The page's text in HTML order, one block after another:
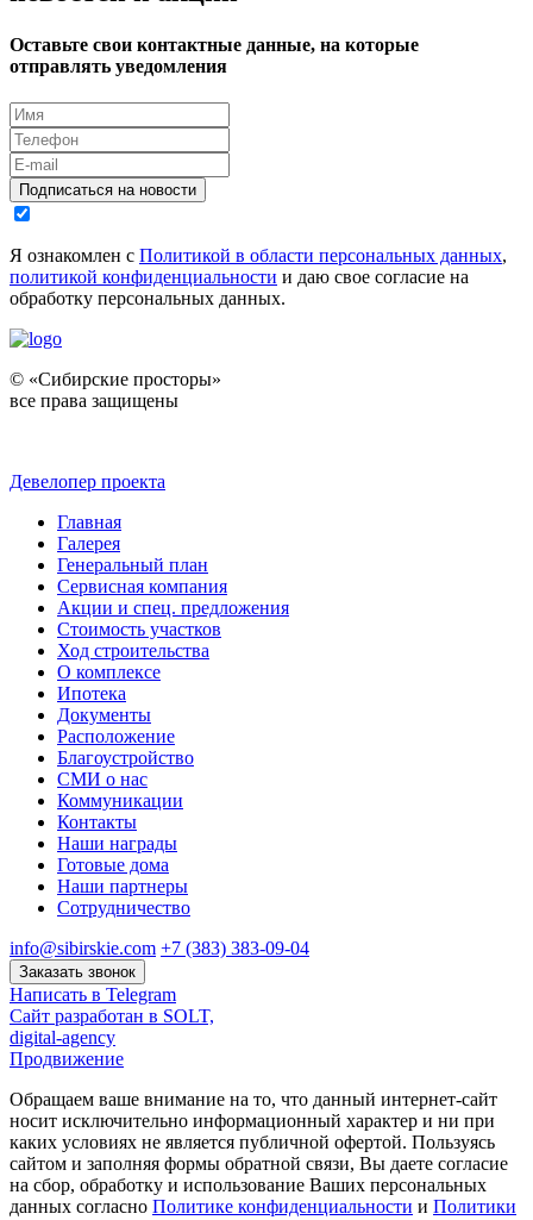
Оставьте свои контактные данные, на которые
отправлять уведомления
Подписаться на новости
Я ознакомлен с Политикой в области персональных данных,
политикой конфиденциальности и даю свое согласие на
обработку персональных данных.
© «Сибирские просторы»
все права защищены
Девелопер проекта
Главная
Галерея
Генеральный план
Сервисная компания
Акции и спец. предложения
Стоимость участков
Ход строительства
О комплексе
Ипотека
Документы
Расположение
Благоустройство
СМИ о нас
Коммуникации
Контакты
Наши награды
Готовые дома
Наши партнеры
Сотрудничество
info@sibirskie.com +7 (383) 383-09-04
Заказать звонок
Написать в Telegram
Сайт разработан в SOLT,
digital-agency
Продвижение
Обращаем ваше внимание на то, что данный интернет-сайт
носит исключительно информационный характер и ни при
каких условиях не является публичной офертой. Пользуясь
сайтом и заполняя формы обратной связи, Вы даете согласие
на сбор, обработку и использование Ваших персональных
данных согласно Политике конфиденциальности и Политики